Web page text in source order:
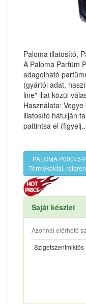
Paloma illatosító,
A Paloma Parfüm
adagolható
(gyártói adat,
line" illat közül
Használata:
illatosító hátulján
pattintsa el
PALOMA P00045-
Termékoldal,
Saját készlet
Azonnal elérhető
Szigetszentmiklós